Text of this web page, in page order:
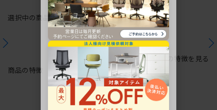
選択中の商品情報保証注意事項
商品の特徴
シリーズの特徴を見る